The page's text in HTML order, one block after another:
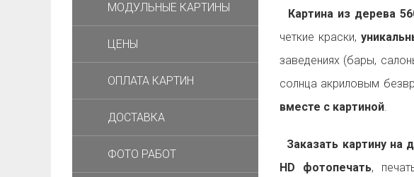
Картина из дерева
четкие краски,
заведениях (бары,
солнца акриловым
вместе с картиной.
Заказать картину на
HD фотопечать,
МОДУЛЬНЫЕ КАРТИНЫ
ЦЕНЫ
ОПЛАТА КАРТИН
ДОСТАВКА
ФОТО РАБОТ